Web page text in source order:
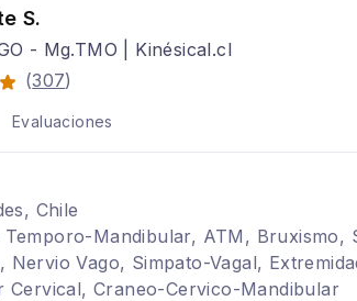
S.
- Mg.TMO | Kinésical.cl
(307)
Evaluaciones
Chile
Mandibular, ATM, Bruxismo,
Vago, Simpato-Vagal,
Cervical, Craneo-Cervico-Mandibular